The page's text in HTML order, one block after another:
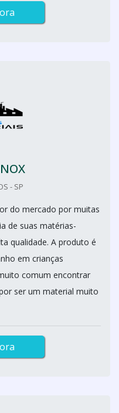
- SP
do mercado por muitas
de suas matérias-
qualidade. A produto é
em crianças
comum encontrar
ser um material muito